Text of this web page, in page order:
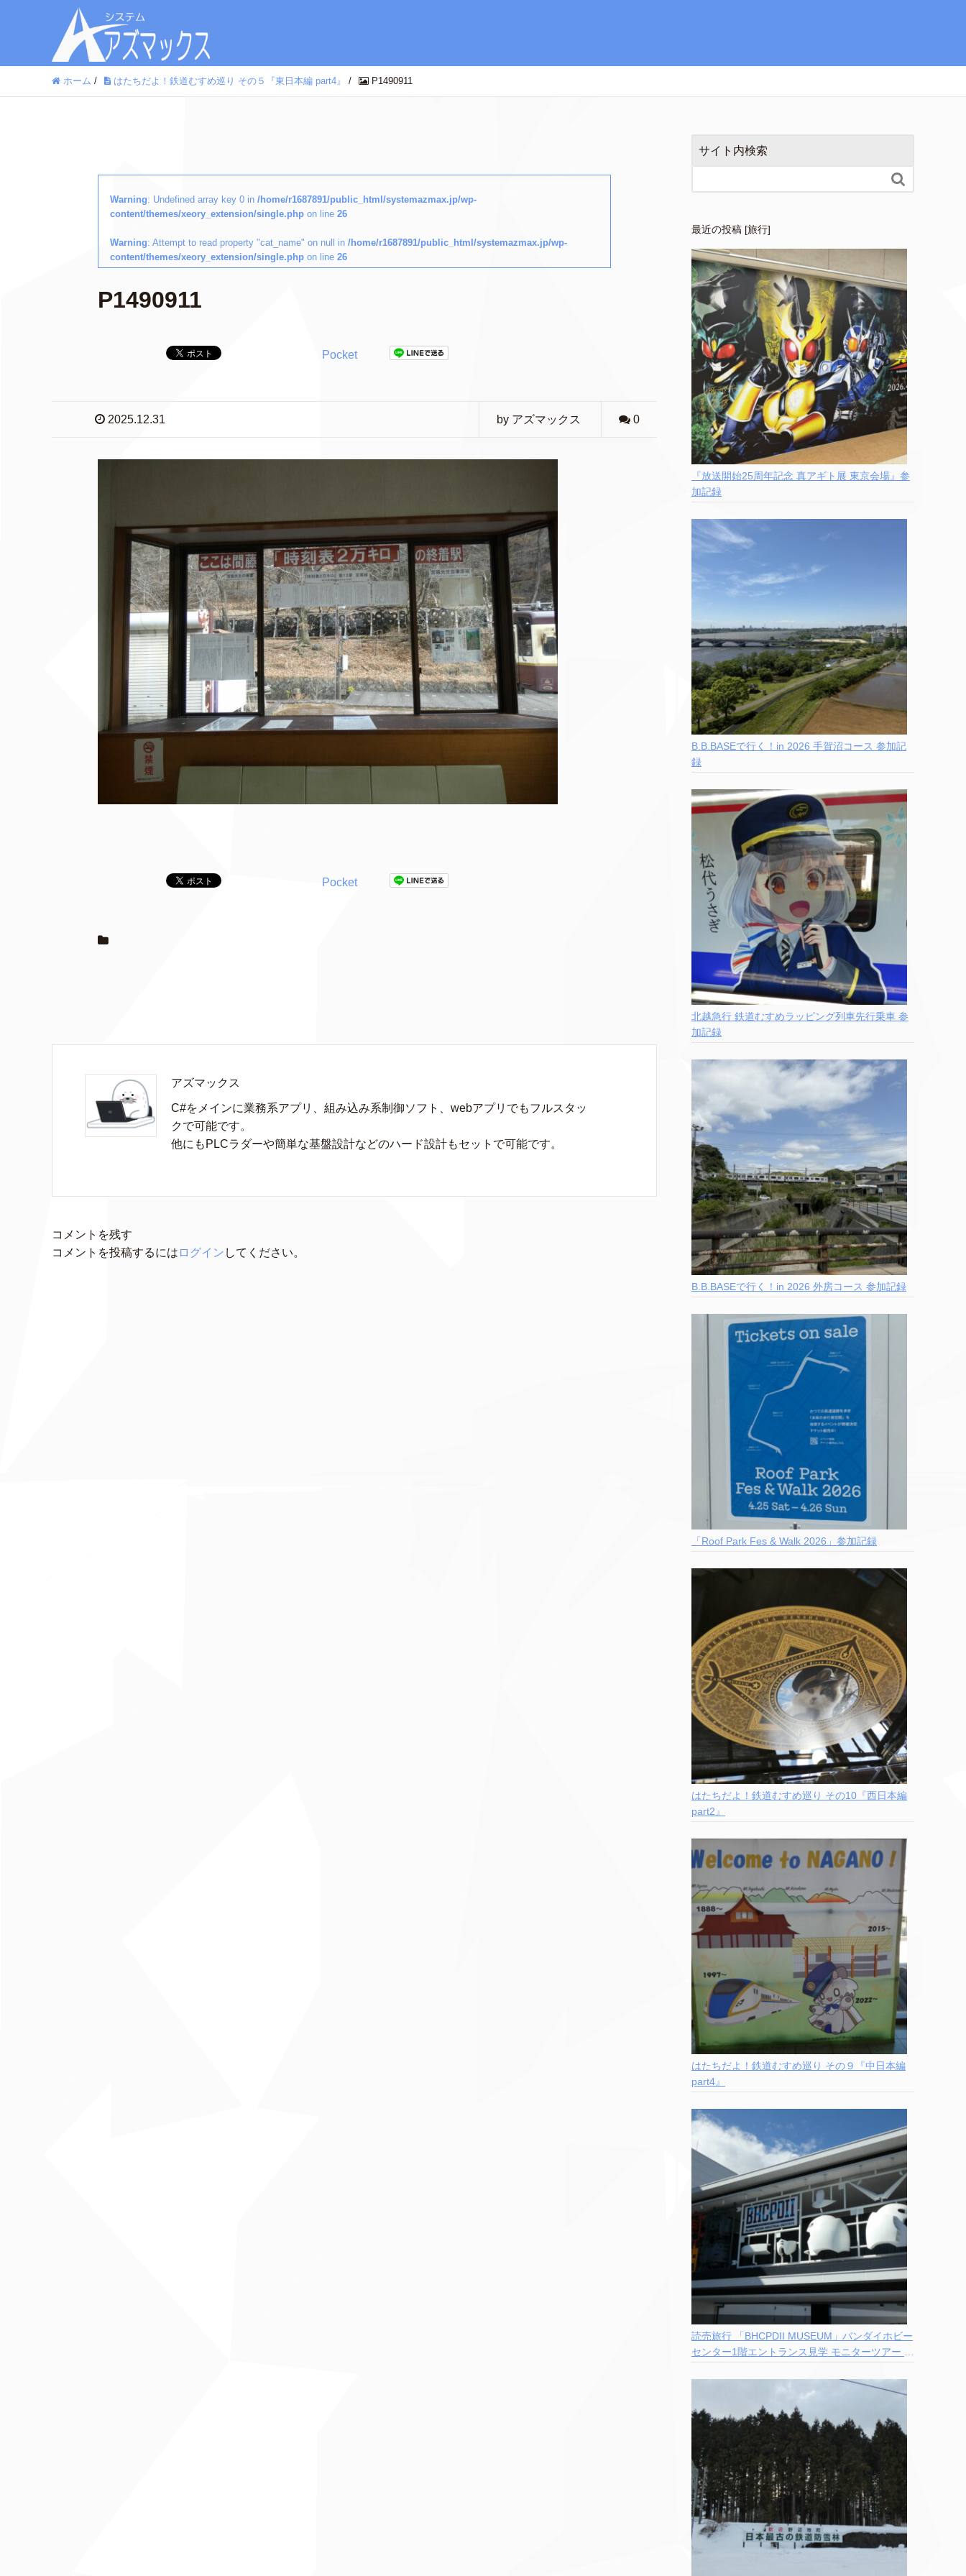
ホーム / はたちだよ！鉄道むすめ巡り その５『東日本編 part4』 / P1490911
Warning: Undefined array key 0 in /home/r1687891/public_html/systemazmax.jp/wp-
content/themes/xeory_extension/single.php on line 26
Warning: Attempt to read property "cat_name" on null in /home/r1687891/public_html/systemazmax.jp/wp-
content/themes/xeory_extension/single.php on line 26
P1490911
Pocket
2025.12.31 by アズマックス 0
Pocket
アズマックス
C#をメインに業務系アプリ、組み込み系制御ソフト、webアプリでもフルスタッ
クで可能です。
他にもPLCラダーや簡単な基盤設計などのハード設計もセットで可能です。
コメントを残す
コメントを投稿するには ログイン してください。
サイト内検索

最近の投稿 [旅行]
『放送開始25周年記念 真アギト展 東京会場』参
加記録
B.B.BASEで行く！in 2026 手賀沼コース 参加記
録
北越急行 鉄道むすめラッピング列車先行乗車 参
加記録
B.B.BASEで行く！in 2026 外房コース 参加記録
「Roof Park Fes & Walk 2026」参加記録
はたちだよ！鉄道むすめ巡り その10『西日本編
part2』
はたちだよ！鉄道むすめ巡り その９『中日本編
part4』
読売旅行 「BHCPDII MUSEUM」バンダイホビー
センター1階エントランス見学 モニターツアー 参